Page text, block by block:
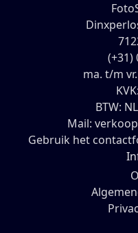
(+31)
ma. t/m
BTW:
Mail:
Gebruik het